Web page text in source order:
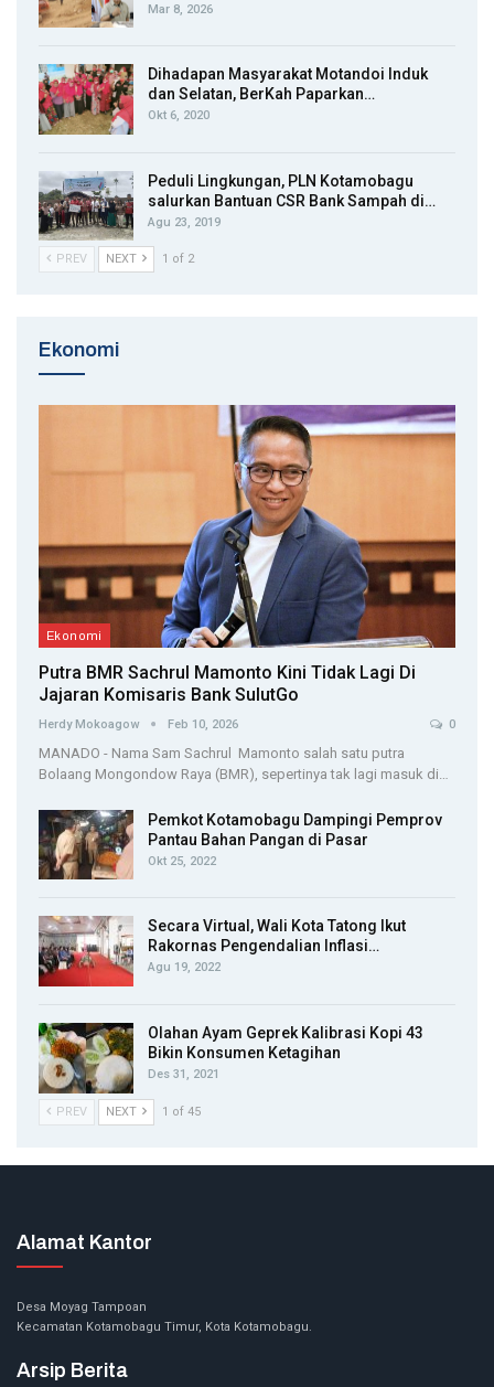
Mar 8, 2026
Dihadapan Masyarakat Motandoi Induk
dan Selatan, BerKah Paparkan…
Okt 6, 2020
Peduli Lingkungan, PLN Kotamobagu
salurkan Bantuan CSR Bank Sampah di…
Agu 23, 2019
PREV NEXT 1 of 2
Ekonomi
Ekonomi
Putra BMR Sachrul Mamonto Kini Tidak Lagi Di
Jajaran Komisaris Bank SulutGo
Herdy Mokoagow Feb 10, 2026 0
MANADO - Nama Sam Sachrul Mamonto salah satu putra
Bolaang Mongondow Raya (BMR), sepertinya tak lagi masuk di…
Pemkot Kotamobagu Dampingi Pemprov
Pantau Bahan Pangan di Pasar
Okt 25, 2022
Secara Virtual, Wali Kota Tatong Ikut
Rakornas Pengendalian Inflasi…
Agu 19, 2022
Olahan Ayam Geprek Kalibrasi Kopi 43
Bikin Konsumen Ketagihan
Des 31, 2021
PREV NEXT 1 of 45
Alamat Kantor
Desa Moyag Tampoan
Kecamatan Kotamobagu Timur, Kota Kotamobagu.
Arsip Berita